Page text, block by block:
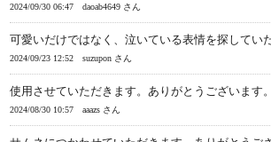
2024/09/30 06:47 daoab4649 さん
可愛いだけではなく、泣いている表情を探してい
2024/09/23 12:52 suzupon さん
使用させていただきます。ありがとうございます。
2024/08/30 10:57 aaazs さん